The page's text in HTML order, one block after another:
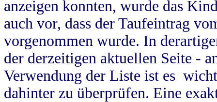
anzeigen konnten, wurde das
auch vor, dass der Taufeintrag
vorgenommen wurde. In
der derzeitigen aktuellen Seite -
Verwendung der Liste ist es
dahinter zu überprüfen. Eine